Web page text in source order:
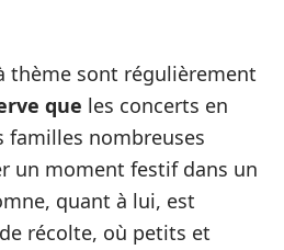
thème sont régulièrement
que les concerts en
nombreuses
un moment festif dans un
quant à lui, est
de récolte, où petits et